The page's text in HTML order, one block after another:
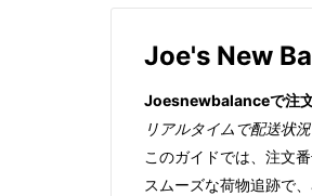
Joe's New
Joesnewbalanceで注
リアルタイムで配送状
このガイドでは、注文
スムーズな荷物追跡で